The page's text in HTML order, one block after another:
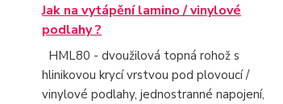
Jak na vytápění lamino / vinylové
podlahy ?
HML80 - dvoužilová topná rohož s
hlinikovou krycí vrstvou pod plovoucí /
vinylové podlahy, jednostranné napojení,